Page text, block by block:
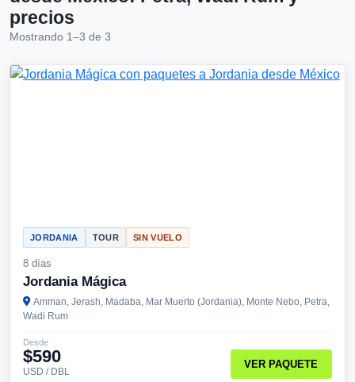
precios
Mostrando 1–3 de 3
JORDANIA TOUR SIN VUELO
8 días
Jordania Mágica
Amman, Jerash, Madaba, Mar Muerto (Jordania), Monte Nebo, Petra,
Wadi Rum
Desde
$590
USD / DBL
VER PAQUETE